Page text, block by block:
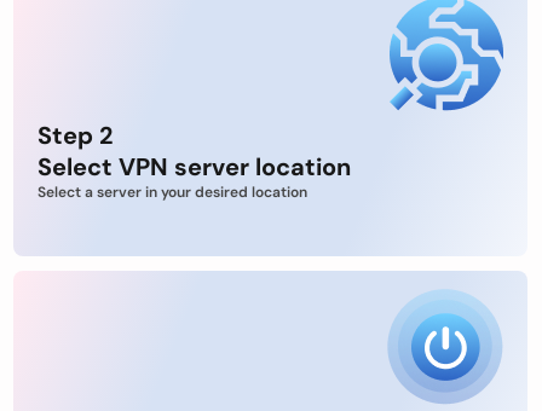
Step 2
Select VPN server location
Select a server in your desired location